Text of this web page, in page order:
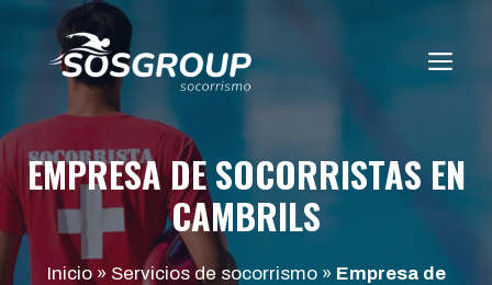
contenido
EMPRESA DE SOCORRISTAS EN
CAMBRILS
Inicio» Servicios de socorrismo» Empresa de